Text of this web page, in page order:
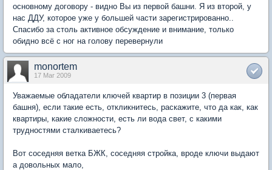
основному договору - видно Вы из первой башни. Я из второй, у
нас ДДУ, которое уже у большей части зарегистрированно..
Спасибо за столь активное обсуждение и внимание, только
обидно всё с ног на голову перевернули
monortem
17 Mar 2009
Уважаемые обладатели ключей квартир в позиции 3 (первая
башня), если такие есть, откликнитесь, раскажите, что да как, как
квартиры, какие сложности, есть ли вода свет, с какими
трудностями сталкиваетесь?
Вот соседняя ветка БЖК, соседняя стройка, вроде ключи выдают
а довольных мало,